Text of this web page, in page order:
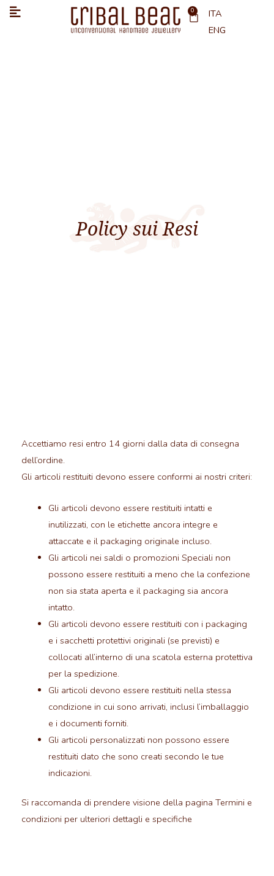
Vai
0
Carrello
ITA
ENG
Policy sui Resi
Accettiamo resi entro 14 giorni dalla data di consegna
dell’ordine.
Gli articoli restituiti devono essere conformi ai nostri criteri:
Gli articoli devono essere restituiti intatti e
inutilizzati, con le etichette ancora integre e
attaccate e il packaging originale incluso.
Gli articoli nei saldi o promozioni Speciali non
possono essere restituiti a meno che la confezione
non sia stata aperta e il packaging sia ancora
intatto.
Gli articoli devono essere restituiti con i packaging
e i sacchetti protettivi originali (se previsti) e
collocati all’interno di una scatola esterna protettiva
per la spedizione.
Gli articoli devono essere restituiti nella stessa
condizione in cui sono arrivati, inclusi l’imballaggio
e i documenti forniti.
Gli articoli personalizzati non possono essere
restituiti dato che sono creati secondo le tue
indicazioni.
Si raccomanda di prendere visione della pagina Termini e
condizioni per ulteriori dettagli e specifiche